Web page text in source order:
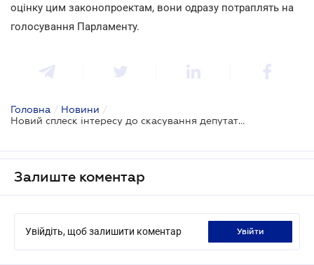
оцінку цим законопроектам, вони одразу потраплять на
голосування Парламенту.
Головна / Новини /
Новий сплеск інтересу до скасування депутатської недоторканності
Залиште коментар
Увійдіть, щоб залишити коментар увійти